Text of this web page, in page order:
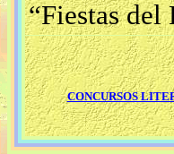
“Fiestas
CONCURSOS